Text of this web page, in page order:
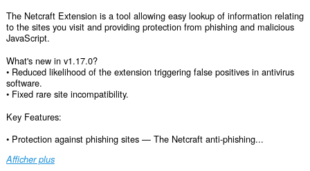
The Netcraft Extension is a tool allowing easy lookup of information relating
to the sites you visit and providing protection from phishing and malicious
JavaScript.
What's new in v1.17.0?
• Reduced likelihood of the extension triggering false positives in antivirus
software.
• Fixed rare site incompatibility.
Key Features:
• Protection against phishing sites — The Netcraft anti-phishing...
Afficher plus